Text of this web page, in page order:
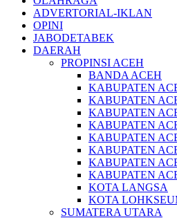
ADVERTORIAL-IKLAN
OPINI
JABODETABEK
DAERAH
PROPINSI ACEH
BANDA ACEH
KABUPATEN
KABUPATEN
KABUPATEN
KABUPATEN
KABUPATEN
KABUPATEN
KABUPATEN
KABUPATEN
KOTA LANGSA
KOTA
SUMATERA UTARA